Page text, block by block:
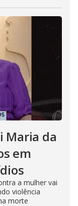
Maria da
em
a mulher vai
violência
morte